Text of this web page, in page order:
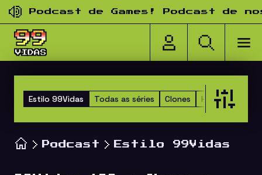
Pular para o conteúdo
Podcast de Games! Podcast de
Todas as séries Clones Happy Hour
Estilo 99Vidas
Podcast Estilo 99Vidas